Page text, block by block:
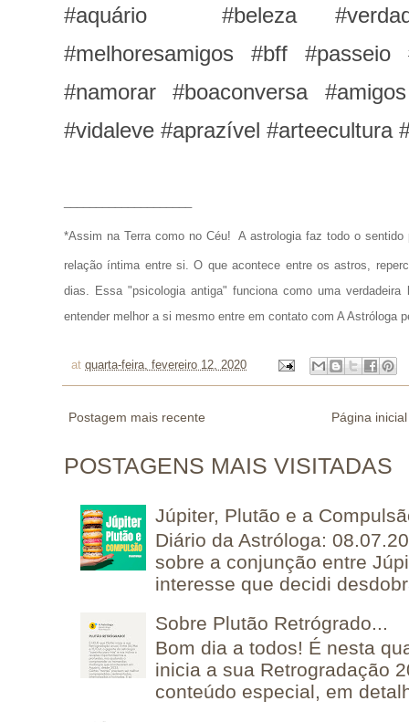
#aquário #beleza
#melhoresamigos #bff
#namorar #boaconversa
#vidaleve #aprazível #arteecultura
*Assim na Terra como no Céu! A astrologia faz todo o
relação íntima entre si. O que acontece entre os astros,
dias. Essa "psicologia antiga" funciona como uma
entender melhor a si mesmo entre em contato com A Astróloga
at quarta-feira, fevereiro 12, 2020
Postagem mais recente Página inicial
POSTAGENS MAIS VISITADAS
Júpiter, Plutão e a
Diário da Astróloga:
sobre a conjunção entre
interesse que decidi
Sobre Plutão Retrógrado...
Bom dia a todos! É nesta
inicia a sua Retrogradação
conteúdo especial, em